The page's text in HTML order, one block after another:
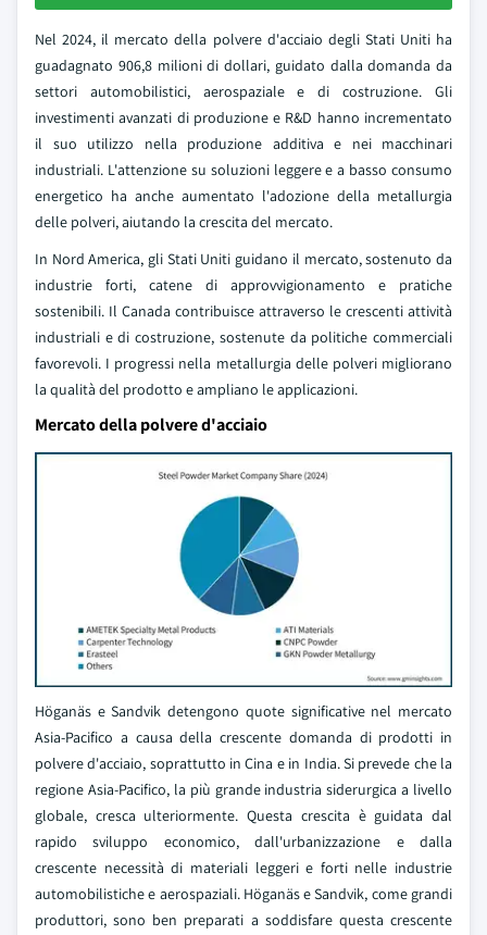
Nel 2024, il mercato della polvere d'acciaio degli Stati Uniti ha
guadagnato 906,8 milioni di dollari, guidato dalla domanda da
settori automobilistici, aerospaziale e di costruzione. Gli
investimenti avanzati di produzione e R&D hanno incrementato
il suo utilizzo nella produzione additiva e nei macchinari
industriali. L'attenzione su soluzioni leggere e a basso consumo
energetico ha anche aumentato l'adozione della metallurgia
delle polveri, aiutando la crescita del mercato.
In Nord America, gli Stati Uniti guidano il mercato, sostenuto da
industrie forti, catene di approvvigionamento e pratiche
sostenibili. Il Canada contribuisce attraverso le crescenti attività
industriali e di costruzione, sostenute da politiche commerciali
favorevoli. I progressi nella metallurgia delle polveri migliorano
la qualità del prodotto e ampliano le applicazioni.
Mercato della polvere d'acciaio
Höganäs e Sandvik detengono quote significative nel mercato
Asia-Pacifico a causa della crescente domanda di prodotti in
polvere d'acciaio, soprattutto in Cina e in India. Si prevede che la
regione Asia-Pacifico, la più grande industria siderurgica a livello
globale, cresca ulteriormente. Questa crescita è guidata dal
rapido sviluppo economico, dall'urbanizzazione e dalla
crescente necessità di materiali leggeri e forti nelle industrie
automobilistiche e aerospaziali. Höganäs e Sandvik, come grandi
produttori, sono ben preparati a soddisfare questa crescente